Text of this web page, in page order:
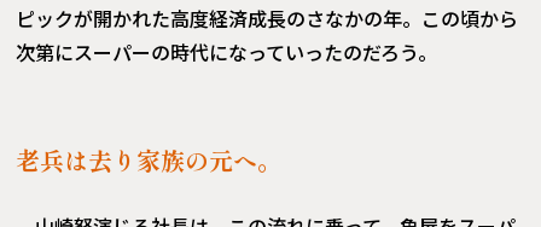
ピックが開かれた高度経済成長のさなかの年。この頃から
次第にスーパーの時代になっていったのだろう。
老兵は去り家族の元へ。